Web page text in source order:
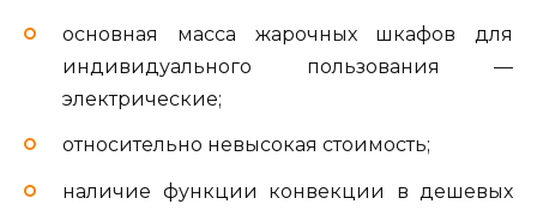
основная масса жарочных шкафов для
индивидуального пользования —
электрические;
относительно невысокая стоимость;
наличие функции конвекции в дешевых